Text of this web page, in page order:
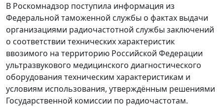
В Роскомнадзор поступила информация из
Федеральной таможенной службы о фактах выдачи
организациями радиочастотной службы заключений
о соответствии технических характеристик
ввозимого на территорию Российской Федерации
ультразвукового медицинского диагностического
оборудования техническим характеристикам и
условиям использования, утверждённым решениями
Государственной комиссии по радиочастотам.